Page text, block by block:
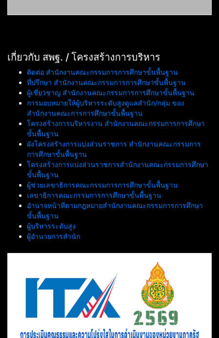
เกี่ยวกับ สพฐ. / โครงสร้างการบริหาร
ติดต่อ สำนักงานคณะกรรมการการศึกษาขั้นพื้นฐาน
ที่ปรึกษา สำนักงานคณะกรรมการการศึกษาขั้นพื้นฐาน
ผู้เชี่ยวชาญ สำนักงานคณะกรรมการการศึกษาขั้นพื้นฐาน
การมอบหมายให้ผู้บริหารระดับสูงดูแลสำนัก/กลุ่ม ของ
สำนักงานคณะการการศึกษาขั้นพื้นฐาน
โครงสร้างการบริหารงาน สำนักงานคณะกรรมการการศึกษา
ขั้นพื้นฐาน
ผังโครงสร้างการแบ่งส่วนราชการ สำนักงานคณะกรรมการ
การศึกษาขั้นพื้นฐาน
โครงสร้างการแบ่งส่วนราชการสำนักงานคณะกรรมการศึกษา
ขั้นพื้นฐาน
ผู้ช่วยเลขาธิการคณะกรรมการการศึกษาขั้นพื้นฐาน
เลขาธิการคณะกรรมการการศึกษาขั้นพื้นฐาน
อำนาจหน้าที่ตามกฎหมายสำนักงานคณะกรรมการการศึกษา
ขั้นพื้นฐาน
ผู้บริหารระดับสูง
ผู้อำนวยการสำนัก